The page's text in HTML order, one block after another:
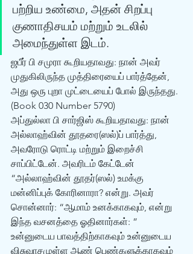
பற்றிய உண்மை, அதன் சிறப்பு
குணாதிசயம் மற்றும் உடலில்
அமைந்துள்ள இடம்.
ஜபீர் பி சமுரா கூறியதாவது: நான் அவர்
முதுகிலிருந்த முத்திரையைப் பார்த்தேன்,
அது ஒரு புறா முட்டையைப் போல் இருந்தது.
(Book 030 Number 5790)
அப்துல்லா பி சார்ஜிஸ் கூறியதாவது: நான்
அல்லாஹ்வின் தூதரை(ஸல்)ப் பார்த்து,
அவரோடு ரொட்டி மற்றும் இறைச்சி
சாப்பிட்டேன். அவரிடம் கேட்டேன்
“அல்லாஹ்வின் தூதர்(ஸல்) உமக்கு
மன்னிப்புக் கோரினாரா? என்று. அவர்
சொன்னார்: “ஆமாம் உனக்காகவும், என்று
இந்த வசனத்தை ஓதினார்கள்: ”
உன்னுடைய பாவத்திற்காகவும் உன்னுடைய
விசுவாசமுள்ள ஆண் பெண்களுக்காகவம்